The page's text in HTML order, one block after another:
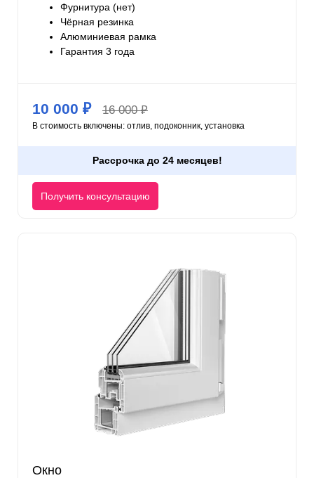
Фурнитура (нет)
Чёрная резинка
Алюминиевая рамка
Гарантия 3 года
10 000 ₽ 16 000 ₽
В стоимость включены: отлив, подоконник, установка
Рассрочка до 24 месяцев!
Получить консультацию
Окно